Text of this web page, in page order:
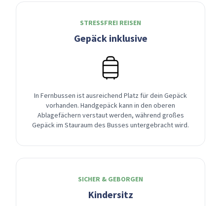
STRESSFREI REISEN
Gepäck inklusive
In Fernbussen ist ausreichend Platz für dein Gepäck
vorhanden. Handgepäck kann in den oberen
Ablagefächern verstaut werden, während großes
Gepäck im Stauraum des Busses untergebracht wird.
SICHER & GEBORGEN
Kindersitz